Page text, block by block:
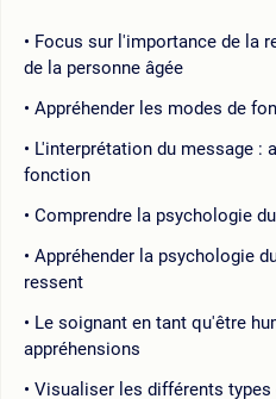
Focus sur l'importance de la
de la personne âgée
Appréhender les modes de
L'interprétation du message :
fonction
Comprendre la psychologie
Appréhender la psychologie
ressent
Le soignant en tant qu'être
appréhensions
Visualiser les différents